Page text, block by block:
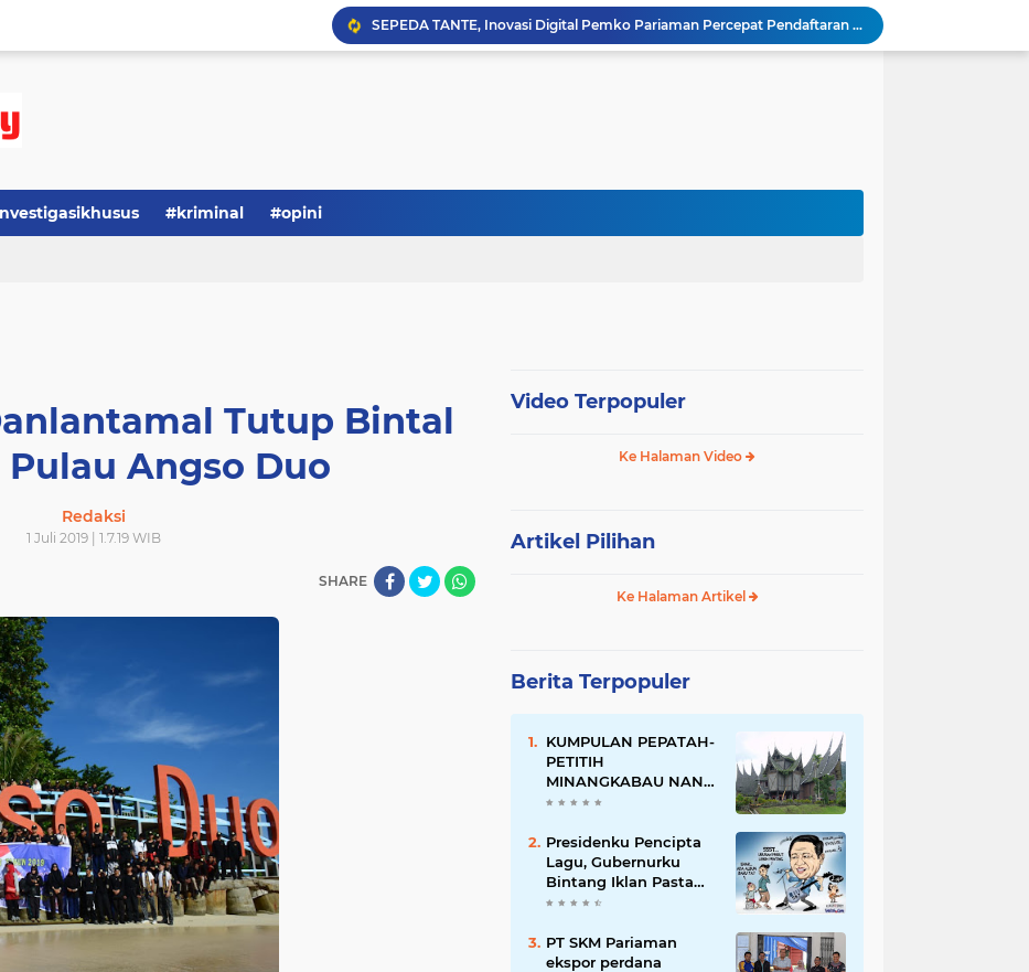
SEPEDA TANTE, Inovasi Digital Pemko Pariaman Percepat Pendaftaran Tanda Tangan Elektronik
Tingkatkan Mutu Pelayanan, Pemko Pariaman Gandeng RSUP Dr. M. Djamil Padang
Pemkot Pariaman Mulai Pusdiklat Paskibraka 2026, Wali Kota Tekankan Pentingnya Disiplin
#kriminal #opini
Tutup Bintal
Pulau Angso Duo
Redaksi
1 Juli 2019 | 1.7.19 WIB
SHARE
Video Terpopuler
Ke Halaman Video
Artikel Pilihan
Ke Halaman Artikel
Berita Terpopuler
KUMPULAN PEPATAH-
PETITIH
MINANGKABAU NAN
ELOK
Presidenku Pencipta
Lagu, Gubernurku
Bintang Iklan Pasta
Gigi
PT SKM Pariaman
ekspor perdana